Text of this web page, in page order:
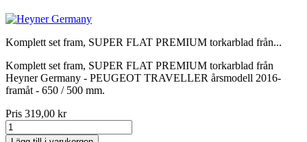
Komplett set fram, SUPER FLAT PREMIUM torkarblad från...
Komplett set fram, SUPER FLAT PREMIUM torkarblad från
Heyner Germany - PEUGEOT TRAVELLER årsmodell 2016-
framåt - 650 / 500 mm.
Pris 319,00 kr